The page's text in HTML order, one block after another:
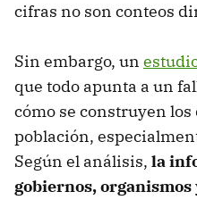
cifras no son conteos
Sin embargo, un
que todo apunta a un
cómo se construyen los
población,
Según el análisis, la
gobiernos,